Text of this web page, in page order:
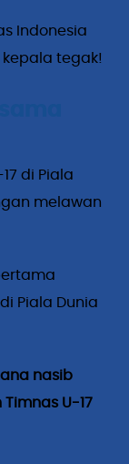
Indonesia
tegak!
di Piala
melawan
Piala Dunia
nasib
U-17